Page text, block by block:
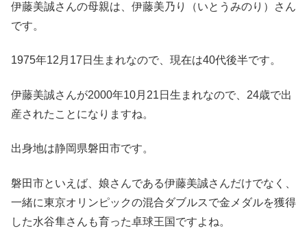
伊藤美誠さんの母親は、伊藤美乃り（いとうみのり）さん
です。
1975年12月17日生まれなので、現在は40代後半です。
伊藤美誠さんが2000年10月21日生まれなので、24歳で出
産されたことになりますね。
出身地は静岡県磐田市です。
磐田市といえば、娘さんである伊藤美誠さんだけでなく、
一緒に東京オリンピックの混合ダブルスで金メダルを獲得
した水谷隼さんも育った卓球王国ですよね。